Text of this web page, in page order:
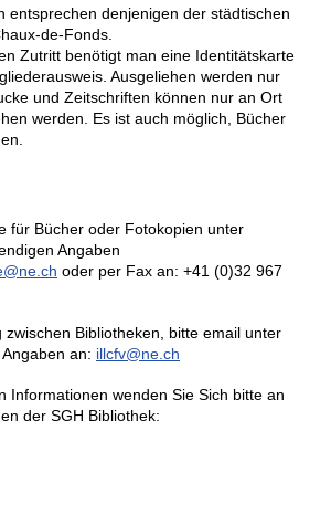
entsprechen denjenigen der städtischen
de-Fonds.
Zutritt benötigt man eine Identitätskarte
Ausgeliehen werden nur
und Zeitschriften können nur an Ort
werden. Es ist auch möglich, Bücher
für Bücher oder Fotokopien unter
Angaben
oder per Fax an: +41 (0)32 967
zwischen Bibliotheken, bitte email unter
an: illcfv@ne.ch
Informationen wenden Sie Sich bitte an
der SGH Bibliothek: